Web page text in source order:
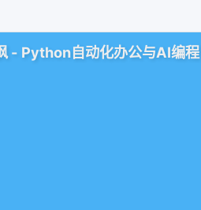
- Python自动化办公与AI编程